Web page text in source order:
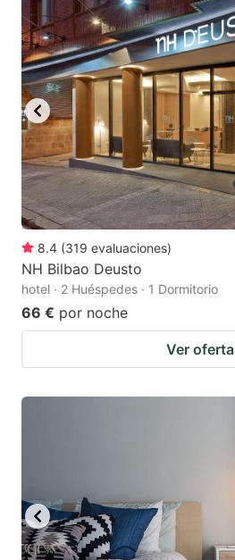
8.4 (319 evaluaciones)
NH Bilbao Deusto
hotel · 2 Huéspedes · 1 Dormitorio
66 € por noche
Ver oferta